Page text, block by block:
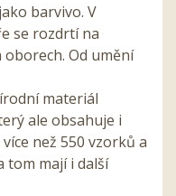
barvivo. V
se rozdrtí na
Od umění
materiál
ale obsahuje i
než 550 vzorků a
tom mají i další